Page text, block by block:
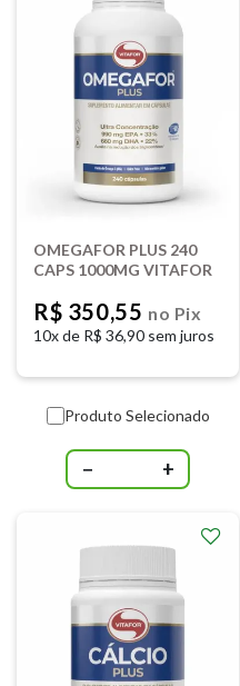
OMEGAFOR PLUS 240
CAPS 1000MG VITAFOR
R$ 350,55 no Pix
10x de R$ 36,90 sem juros
Produto Selecionado
− +